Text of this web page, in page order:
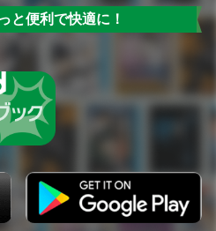
と便利で快適に！